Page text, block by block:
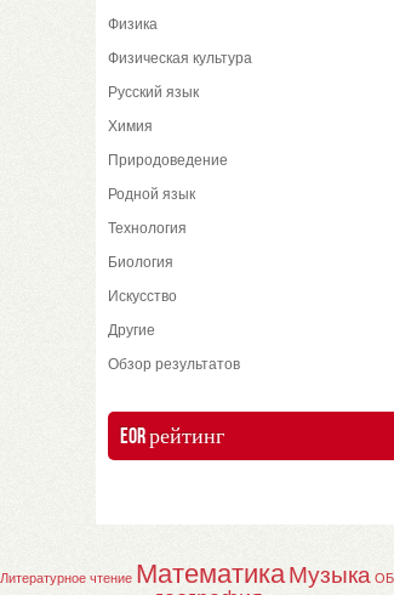
Физика
Физическая культура
Русский язык
Химия
Природоведение
Родной язык
Технология
Биология
Искусство
Другие
Обзор результатов
EOR рейтинг
Литературное чтение МатематикаМузыка